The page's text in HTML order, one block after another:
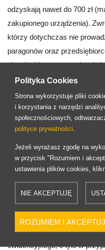
odzyskają nawet do 700 zł
zakupionego urządzenia).
którzy dotychczas nie
paragonów oraz
obowiązkiem wprowadzenia
tu znaczenia, czy są oni
więcej – przy zakupie kilku
każdej z nich, o ile zostanie
miesięcy od zakupu. Co
przepisami przedsiębiorca
rejestrującego – może
(np. najmu, leasingu czy
Znacznie uproszczona jest
wdrażaniem kas fiskalnych
kopią papierową lub
występować z pisemnym
ewidencyjnego, o tyle w
Polityka Cookies
Strona wykorzystuje pliki
i korzystania z narzędzi
społecznościowych,
polityce prywatności
Jeżeli wyrażasz zgodę na
w przycisk "Rozumiem i
ustawienia plików cookies,
NIE AKCEPTUJĘ
ROZUMIEM I